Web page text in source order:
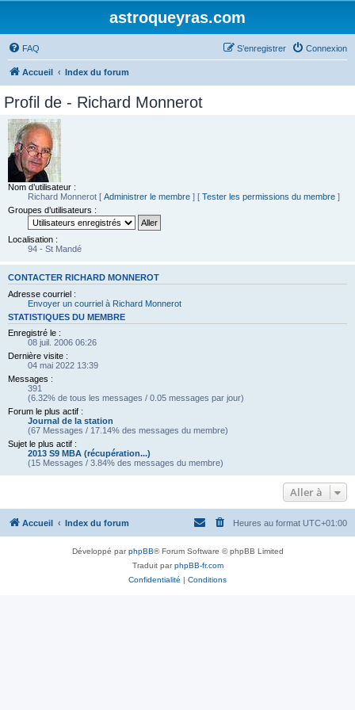
astroqueyras.com
FAQ Connexion
S’enregistrer
Accueil Index du forum
Profil de - Richard Monnerot
Nom d’utilisateur :
Richard Monnerot [ Administrer le membre ] [ Tester les permissions du membre ]
Groupes d’utilisateurs :
Localisation :
94 - St Mandé
CONTACTER RICHARD MONNEROT
Adresse courriel :
Envoyer un courriel à Richard Monnerot
STATISTIQUES DU MEMBRE
Enregistré le :
08 juil. 2006 06:26
Dernière visite :
04 mai 2022 13:39
Messages :
391
(6.32% de tous les messages / 0.05 messages par jour)
Forum le plus actif :
Journal de la station
(67 Messages / 17.14% des messages du membre)
Sujet le plus actif :
2013 S9 MBA (récupération...)
(15 Messages / 3.84% des messages du membre)
Aller à
Accueil Index du forum Heures au format UTC+01:00
Développé parphpBB® Forum Software © phpBB Limited
Traduit parphpBB-fr.com
Confidentialité | Conditions